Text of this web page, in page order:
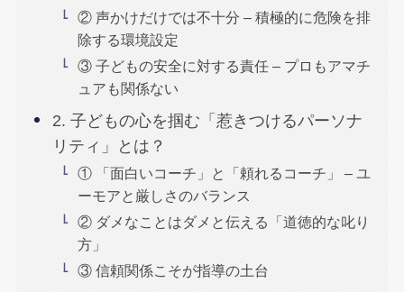
② 声かけだけでは不十分 – 積極的に危険を排
除する環境設定
③ 子どもの安全に対する責任 – プロもアマチ
ュアも関係ない
2. 子どもの心を掴む「惹きつけるパーソナ
リティ」とは？
① 「面白いコーチ」と「頼れるコーチ」 – ユ
ーモアと厳しさのバランス
② ダメなことはダメと伝える「道徳的な叱り
方」
③ 信頼関係こそが指導の土台